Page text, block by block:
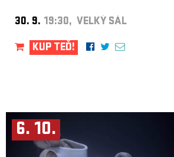
30. 9. 19:30, VELKÝ SÁL
KUP TEĎ!
6. 10.